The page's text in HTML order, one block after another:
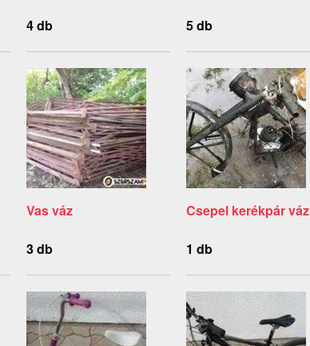
4 db 5 db
Vas váz
3 db
Csepel kerékpár váz
1 db